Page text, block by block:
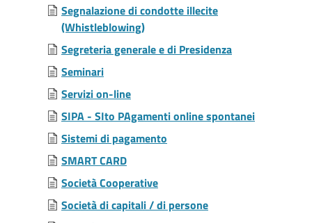
Segnalazione di condotte illecite
(Whistleblowing)
Segreteria generale e di Presidenza
Seminari
Servizi on-line
SIPA - SIto PAgamenti online spontanei
Sistemi di pagamento
SMART CARD
Società Cooperative
Società di capitali / di persone